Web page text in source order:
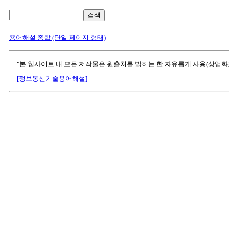
검색
용어해설 종합 (단일 페이지 형태)
"본 웹사이트 내 모든 저작물은 원출처를 밝히는 한 자유롭게 사용(상업
[정보통신기술용어해설]